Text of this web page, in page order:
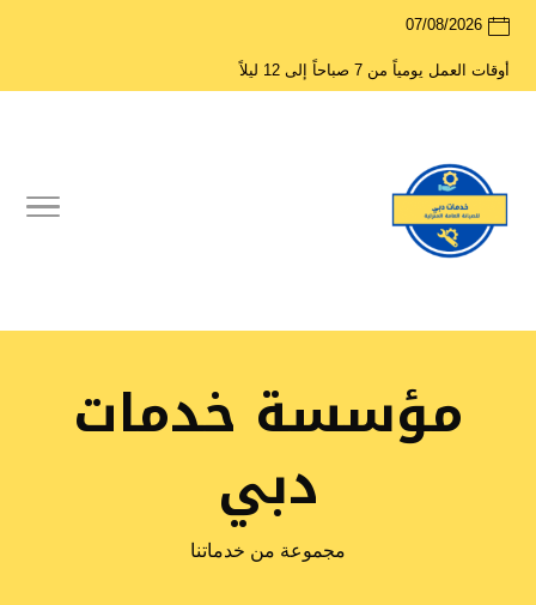
07/08/2026
أوقات العمل يومياً من 7 صباحاً إلى 12 ليلاً
مؤسسة خدمات
دبي
مجموعة من خدماتنا